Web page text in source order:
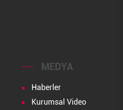
MEDYA
Haberler
Kurumsal Video